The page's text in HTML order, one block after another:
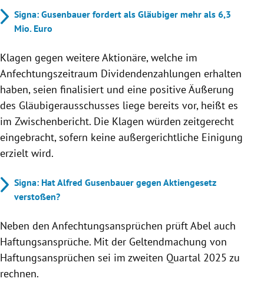
Signa: Gusenbauer fordert als Gläubiger mehr als 6,3
Mio. Euro
Klagen gegen weitere Aktionäre, welche im
Anfechtungszeitraum Dividendenzahlungen erhalten
haben, seien finalisiert und eine positive Äußerung
des Gläubigerausschusses liege bereits vor, heißt es
im Zwischenbericht. Die Klagen würden zeitgerecht
eingebracht, sofern keine außergerichtliche Einigung
erzielt wird.
Signa: Hat Alfred Gusenbauer gegen Aktiengesetz
verstoßen?
Neben den Anfechtungsansprüchen prüft Abel auch
Haftungsansprüche. Mit der Geltendmachung von
Haftungsansprüchen sei im zweiten Quartal 2025 zu
rechnen.